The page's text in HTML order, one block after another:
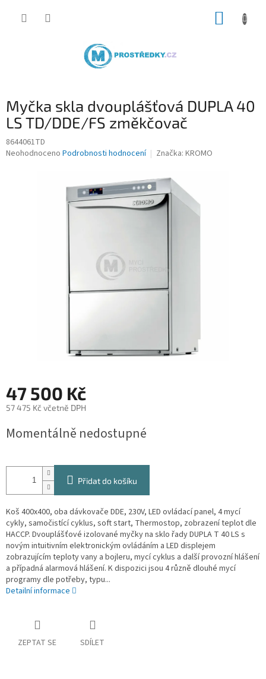
Myčka skla dvouplášťová DUPLA 40
LS TD/DDE/FS změkčovač
8644061TD
Průměrné
Neohodnoceno Podrobnosti hodnocení Značka: KROMO
47 500 Kč
57 475 Kč včetně DPH
cena:
Momentálně nedostupné
Přidat do košíku
Koš 400x400, oba dávkovače DDE, 230V, LED ovládací panel, 4 mycí
cykly, samočistící cyklus, soft start, Thermostop, zobrazení teplot dle
HACCP. Dvouplášťové izolované myčky na sklo řady DUPLA T 40 LS s
novým intuitivním elektronickým ovládáním a LED displejem
zobrazujícím teploty vany a bojleru, mycí cyklus a další provozní hlášení
a případná alarmová hlášení. K dispozici jsou 4 různě dlouhé mycí
programy dle potřeby, typu...
Detailní informace
ZEPTAT SE SDÍLET